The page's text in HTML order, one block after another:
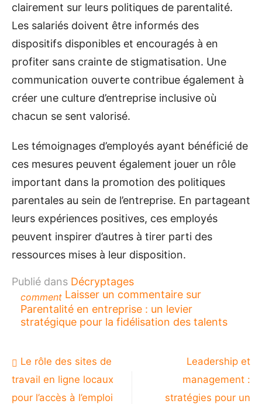
clairement sur leurs politiques de parentalité.
Les salariés doivent être informés des
dispositifs disponibles et encouragés à en
profiter sans crainte de stigmatisation. Une
communication ouverte contribue également à
créer une culture d’entreprise inclusive où
chacun se sent valorisé.
Les témoignages d’employés ayant bénéficié de
ces mesures peuvent également jouer un rôle
important dans la promotion des politiques
parentales au sein de l’entreprise. En partageant
leurs expériences positives, ces employés
peuvent inspirer d’autres à tirer parti des
ressources mises à leur disposition.
Publié dans Décryptages
comment Laisser un commentaire sur
Parentalité en entreprise : un levier
stratégique pour la fidélisation des talents
Navigation
de
l’article
Le rôle des sites de
travail en ligne locaux
pour l’accès à l’emploi
Leadership et
management :
stratégies pour un